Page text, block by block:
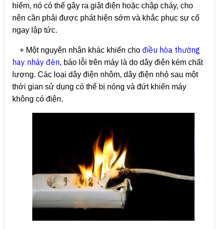
hiểm, nó có thể gây ra giật điện hoặc chập cháy, cho
nên cần phải được phát hiện sớm và khắc phục sự cố
ngay lập tức.
+ Một nguyên nhân khác khiến cho điều hòa thường
hay nháy đèn, báo lỗi trên máy là do dây điện kém chất
lượng. Các loại dây điện nhôm, dây điện nhỏ sau một
thời gian sử dụng có thể bị nóng và đứt khiến máy
không có điện.